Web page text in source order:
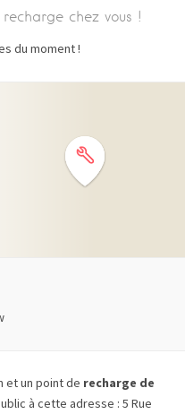
chez vous !
du moment !
et un point de recharge de
à cette adresse : 5 Rue